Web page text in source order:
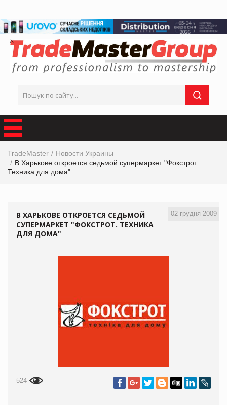
TradeMaster
Новости Украины
В Харькове откроется седьмой супермаркет "Фокстрот.
Техника для дома"
02 грудня 2009
В ХАРЬКОВЕ ОТКРОЕТСЯ СЕДЬМОЙ
СУПЕРМАРКЕТ "ФОКСТРОТ. ТЕХНИКА
ДЛЯ ДОМА"
524